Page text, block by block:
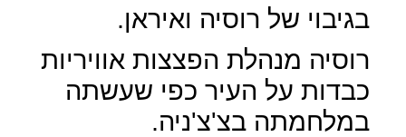
בגיבוי של רוסיה ואיראן.
רוסיה מנהלת הפצצות אוויריות
כבדות על העיר כפי שעשתה
במלחמתה בצ'צ'ניה.